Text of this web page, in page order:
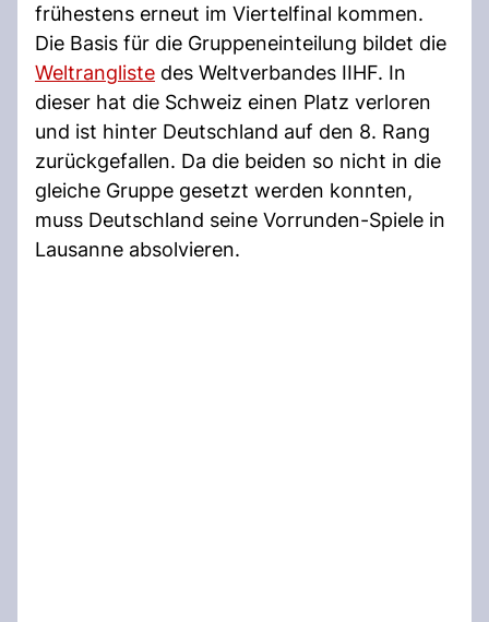
frühestens erneut im Viertelfinal kommen.
Die Basis für die Gruppeneinteilung bildet die
Weltrangliste des Weltverbandes IIHF. In
dieser hat die Schweiz einen Platz verloren
und ist hinter Deutschland auf den 8. Rang
zurückgefallen. Da die beiden so nicht in die
gleiche Gruppe gesetzt werden konnten,
muss Deutschland seine Vorrunden-Spiele in
Lausanne absolvieren.